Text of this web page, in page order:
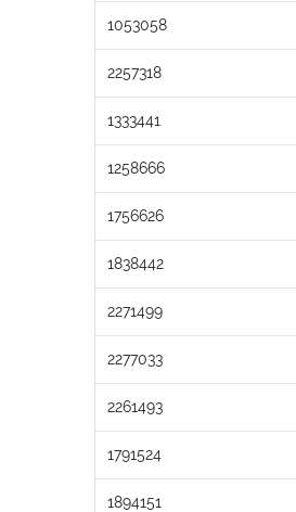
1053058
2257318
1333441
1258666
1756626
1838442
2271499
2277033
2261493
1791524
1894151